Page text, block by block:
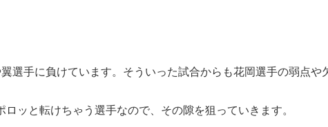
選手に負けています。そういった試合からも花岡選手の弱点や
ッと転けちゃう選手なので、その隙を狙っていきます。